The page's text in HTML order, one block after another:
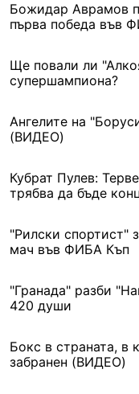
Божидар Аврамов
първа победа във
Ще повали ли
супершампиона?
Ангелите на
(ВИДЕО)
Кубрат Пулев:
трябва да бъде
"Рилски спортист"
мач във ФИБА Къп
"Гранада" разби
420 души
Бокс в страната, в
забранен (ВИДЕО)